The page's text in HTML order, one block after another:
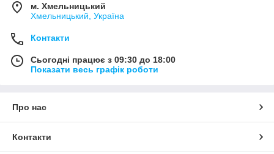
м. Хмельницький
Хмельницький, Україна
Контакти
Сьогодні працює з 09:30 до 18:00
Показати весь графік роботи
Про нас
Контакти